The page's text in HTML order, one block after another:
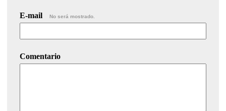
E-mail No será mostrado.
Comentario